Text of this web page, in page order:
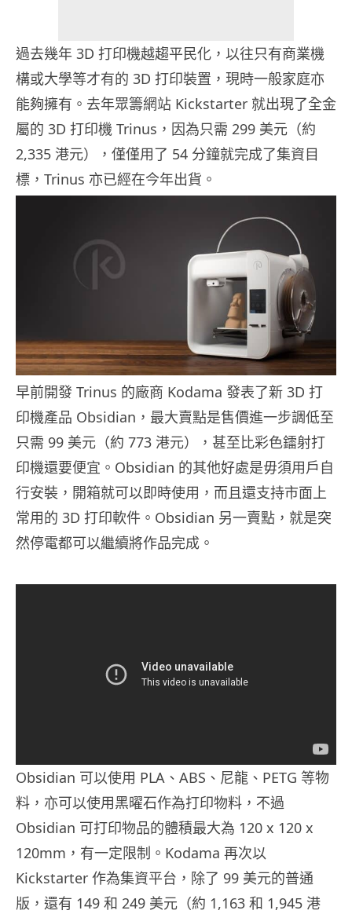
過去幾年 3D 打印機越趨平民化，以往只有商業機
構或大學等才有的 3D 打印裝置，現時一般家庭亦
能夠擁有。去年眾籌網站 Kickstarter 就出現了全金
屬的 3D 打印機 Trinus，因為只需 299 美元（約
2,335 港元），僅僅用了 54 分鐘就完成了集資目
標，Trinus 亦已經在今年出貨。
早前開發 Trinus 的廠商 Kodama 發表了新 3D 打
印機產品 Obsidian，最大賣點是售價進一步調低至
只需 99 美元（約 773 港元），甚至比彩色鐳射打
印機還要便宜。Obsidian 的其他好處是毋須用戶自
行安裝，開箱就可以即時使用，而且還支持市面上
常用的 3D 打印軟件。Obsidian 另一賣點，就是突
然停電都可以繼續將作品完成。
Obsidian 可以使用 PLA、ABS、尼龍、PETG 等物
料，亦可以使用黑曜石作為打印物料，不過
Obsidian 可打印物品的體積最大為 120 x 120 x
120mm，有一定限制。Kodama 再次以
Kickstarter 作為集資平台，除了 99 美元的普通
版，還有 149 和 249 美元（約 1,163 和 1,945 港